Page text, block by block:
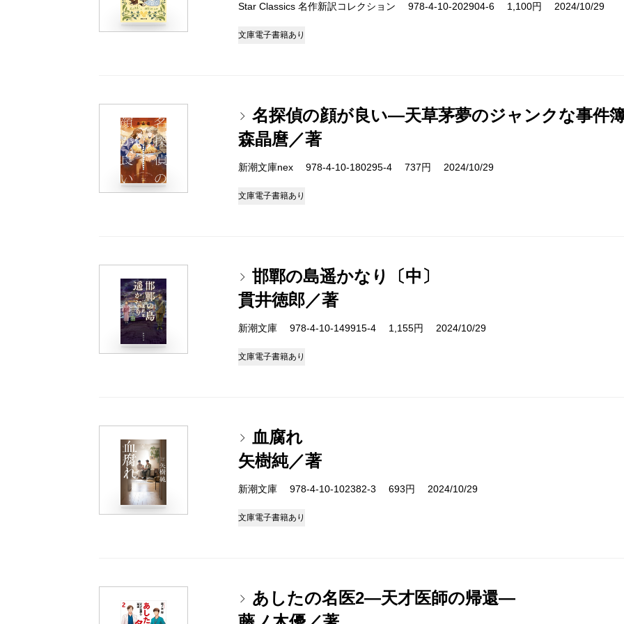
Star Classics 名作新訳コレクション 978-4-10-202904-6 1,100円 2024/10/29
文庫電子書籍あり
名探偵の顔が良い―天草茅夢のジャンクな事件
森晶麿／著
新潮文庫nex 978-4-10-180295-4 737円 2024/10/29
文庫電子書籍あり
邯鄲の島遥かなり〔中〕
貫井徳郎／著
新潮文庫 978-4-10-149915-4 1,155円 2024/10/29
文庫電子書籍あり
血腐れ
矢樹純／著
新潮文庫 978-4-10-102382-3 693円 2024/10/29
文庫電子書籍あり
あしたの名医2―天才医師の帰還―